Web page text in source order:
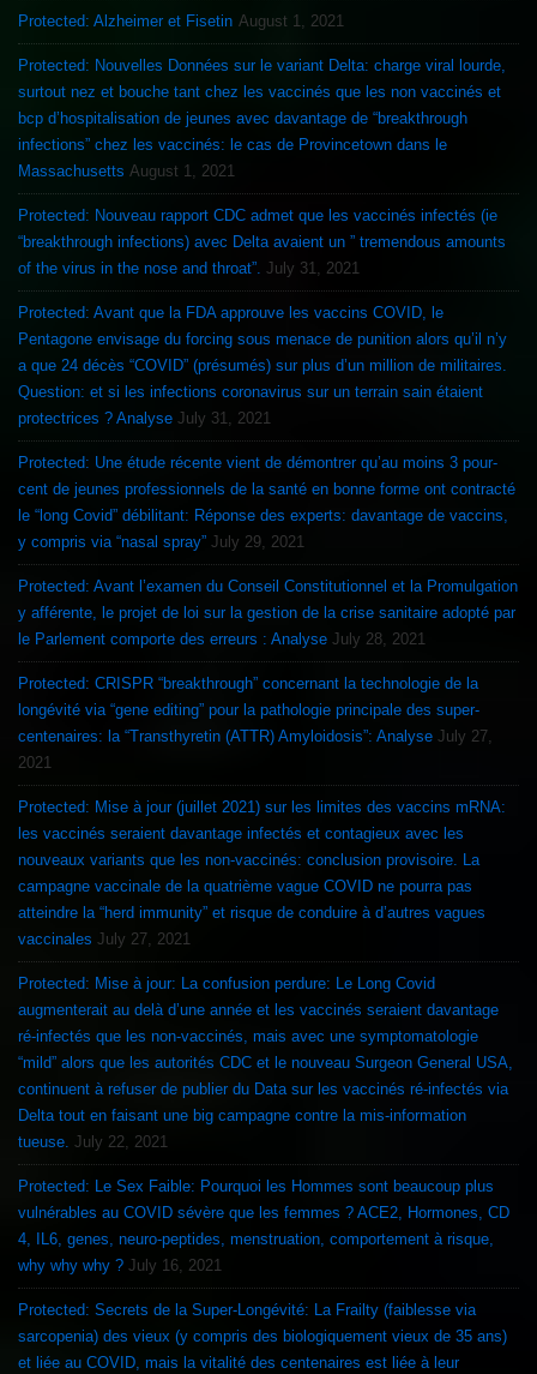
Protected: Alzheimer et Fisetin August 1, 2021
Protected: Nouvelles Données sur le variant Delta: charge viral lourde,
surtout nez et bouche tant chez les vaccinés que les non vaccinés et
bcp d’hospitalisation de jeunes avec davantage de “breakthrough
infections” chez les vaccinés: le cas de Provincetown dans le
Massachusetts August 1, 2021
Protected: Nouveau rapport CDC admet que les vaccinés infectés (ie
“breakthrough infections) avec Delta avaient un ” tremendous amounts
of the virus in the nose and throat”. July 31, 2021
Protected: Avant que la FDA approuve les vaccins COVID, le
Pentagone envisage du forcing sous menace de punition alors qu’il n’y
a que 24 décès “COVID” (présumés) sur plus d’un million de militaires.
Question: et si les infections coronavirus sur un terrain sain étaient
protectrices ? Analyse July 31, 2021
Protected: Une étude récente vient de démontrer qu’au moins 3 pour-
cent de jeunes professionnels de la santé en bonne forme ont contracté
le “long Covid” débilitant: Réponse des experts: davantage de vaccins,
y compris via “nasal spray” July 29, 2021
Protected: Avant l’examen du Conseil Constitutionnel et la Promulgation
y afférente, le projet de loi sur la gestion de la crise sanitaire adopté par
le Parlement comporte des erreurs : Analyse July 28, 2021
Protected: CRISPR “breakthrough” concernant la technologie de la
longévité via “gene editing” pour la pathologie principale des super-
centenaires: la “Transthyretin (ATTR) Amyloidosis”: Analyse July 27,
2021
Protected: Mise à jour (juillet 2021) sur les limites des vaccins mRNA:
les vaccinés seraient davantage infectés et contagieux avec les
nouveaux variants que les non-vaccinés: conclusion provisoire. La
campagne vaccinale de la quatrième vague COVID ne pourra pas
atteindre la “herd immunity” et risque de conduire à d’autres vagues
vaccinales July 27, 2021
Protected: Mise à jour: La confusion perdure: Le Long Covid
augmenterait au delà d’une année et les vaccinés seraient davantage
ré-infectés que les non-vaccinés, mais avec une symptomatologie
“mild” alors que les autorités CDC et le nouveau Surgeon General USA,
continuent à refuser de publier du Data sur les vaccinés ré-infectés via
Delta tout en faisant une big campagne contre la mis-information
tueuse. July 22, 2021
Protected: Le Sex Faible: Pourquoi les Hommes sont beaucoup plus
vulnérables au COVID sévère que les femmes ? ACE2, Hormones, CD
4, IL6, genes, neuro-peptides, menstruation, comportement à risque,
why why why ? July 16, 2021
Protected: Secrets de la Super-Longévité: La Frailty (faiblesse via
sarcopenia) des vieux (y compris des biologiquement vieux de 35 ans)
et liée au COVID, mais la vitalité des centenaires est liée à leur